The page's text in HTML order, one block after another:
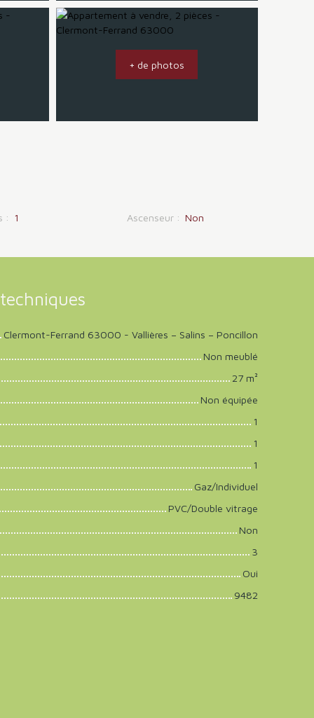
+ de photos
: 1 Ascenseur : Non
techniques
Clermont-Ferrand 63000 - Vallières – Salins – Poncillon
Non meublé
27 m²
Non équipée
1
1
1
Gaz/Individuel
PVC/Double vitrage
Non
3
Oui
9482